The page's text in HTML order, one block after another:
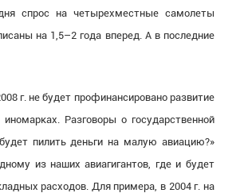
спрос на четырехместные самолеты
на 1,5–2 года вперед. А в последние
г. не будет профинансировано развитие
Разговоры о государственной
пилить деньги на малую авиацию?»
из наших авиагигантов, где и будет
расходов. Для примера, в 2004 г. на